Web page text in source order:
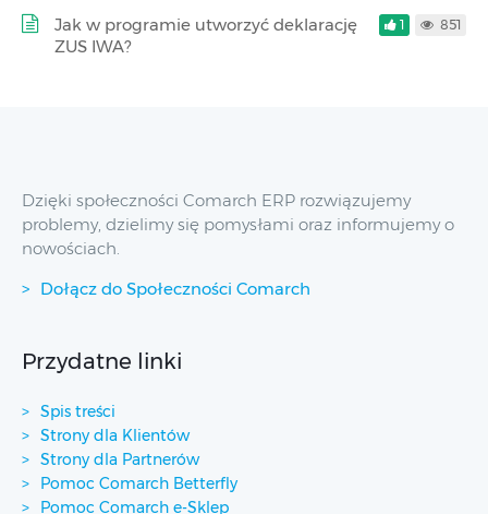
Jak w programie utworzyć deklarację
ZUS IWA?
1 851
Dzięki społeczności Comarch ERP rozwiązujemy
problemy, dzielimy się pomysłami oraz informujemy o
nowościach.
Dołącz do Społeczności Comarch
Przydatne linki
Spis treści
Strony dla Klientów
Strony dla Partnerów
Pomoc Comarch Betterfly
Pomoc Comarch e-Sklep